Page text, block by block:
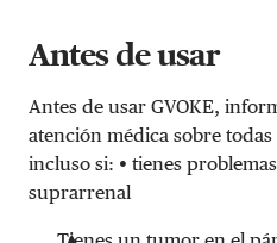
Antes de usar
Antes de usar GVOKE,
atención médica sobre
incluso si: • tienes
suprarrenal